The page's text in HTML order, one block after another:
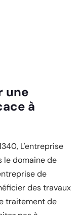
une
à
L'entreprise
le domaine de
de
des travaux
traitement de